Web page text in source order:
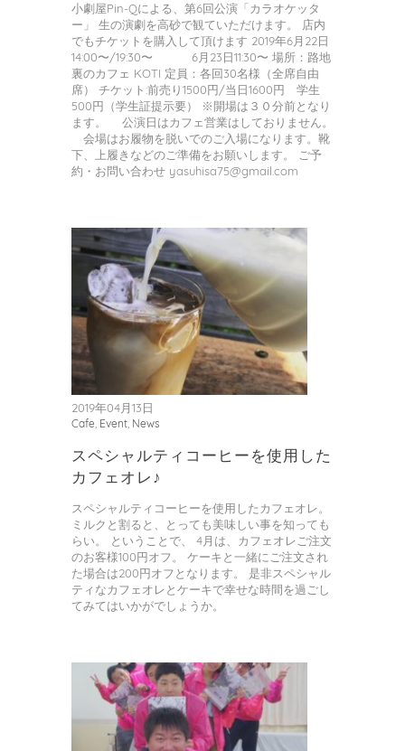
小劇屋Pin-Qによる、第6回公演「カラオケッタ
ー」 生の演劇を高砂で観ていただけます。 店内
でもチケットを購入して頂けます 2019年6月22日
14:00〜/19:30〜 6月23日11:30〜 場所：路地
裏のカフェ KOTI 定員：各回30名様（全席自由
席） チケット:前売り1500円/当日1600円 学生
500円（学生証提示要） ※開場は３０分前となり
ます。 公演日はカフェ営業はしておりません。
会場はお履物を脱いでのご入場になります。靴
下、上履きなどのご準備をお願いします。 ご予
約・お問い合わせ yasuhisa75@gmail.com
2019年04月13日
Cafe, Event, News
スペシャルティコーヒーを使用した
カフェオレ♪
スペシャルティコーヒーを使用したカフェオレ。
ミルクと割ると、とっても美味しい事を知っても
らい。 ということで、 4月は、カフェオレご注文
のお客様100円オフ。 ケーキと一緒にご注文され
た場合は200円オフとなります。 是非スペシャル
ティなカフェオレとケーキで幸せな時間を過ごし
てみてはいかがでしょうか。